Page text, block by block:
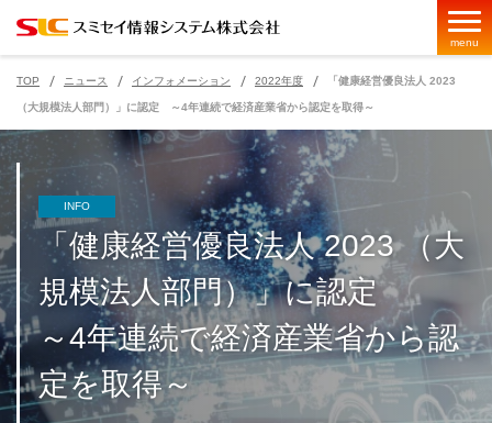
menu
ページの現在位置
TOP ニュース インフォメーション 2022年度 「健康経営優良法人 2023
（大規模法人部門）」に認定 ～4年連続で経済産業省から認定を取得～
「健康経営優良法人 2023 （大
規模法人部門）」に認定
～4年連続で経済産業省から認
定を取得～
INFO